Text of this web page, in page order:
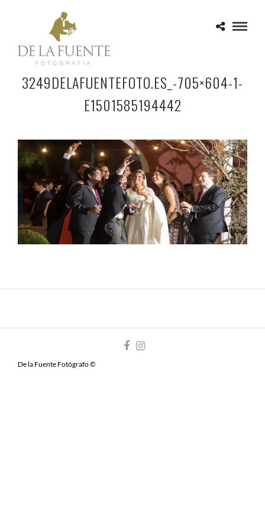
3249DELAFUENTEFOTO.ES_-705×604-1-
E1501585194442
De la Fuente Fotógrafo ©